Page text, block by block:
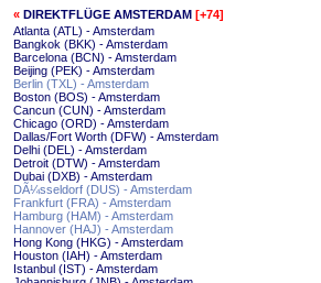
« DIREKTFLÜGE AMSTERDAM [+74]
Atlanta (ATL) - Amsterdam
Bangkok (BKK) - Amsterdam
Barcelona (BCN) - Amsterdam
Beijing (PEK) - Amsterdam
Berlin (TXL) - Amsterdam
Boston (BOS) - Amsterdam
Cancun (CUN) - Amsterdam
Chicago (ORD) - Amsterdam
Dallas/Fort Worth (DFW) - Amsterdam
Delhi (DEL) - Amsterdam
Detroit (DTW) - Amsterdam
Dubai (DXB) - Amsterdam
DÃ¼sseldorf (DUS) - Amsterdam
Frankfurt (FRA) - Amsterdam
Hamburg (HAM) - Amsterdam
Hannover (HAJ) - Amsterdam
Hong Kong (HKG) - Amsterdam
Houston (IAH) - Amsterdam
Istanbul (IST) - Amsterdam